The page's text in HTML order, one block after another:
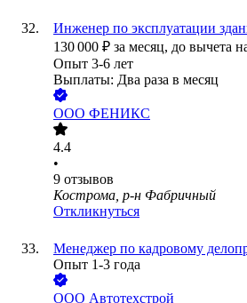
Инженер по эксплуатации
130 000 ₽ за месяц, до вычета
Опыт 3-6 лет
Выплаты: Два раза в месяц
ООО ФЕНИКС
4.4
•
9 отзывов
Кострома, р-н Фабричный
Откликнуться
Менеджер по кадровому
Опыт 1-3 года
ООО Автотехстрой